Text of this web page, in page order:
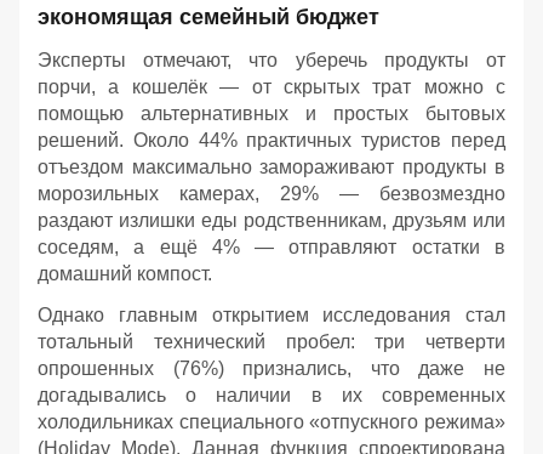
экономящая семейный бюджет
Эксперты отмечают, что уберечь продукты от
порчи, а кошелёк — от скрытых трат можно с
помощью альтернативных и простых бытовых
решений. Около 44% практичных туристов перед
отъездом максимально замораживают продукты в
морозильных камерах, 29% — безвозмездно
раздают излишки еды родственникам, друзьям или
соседям, а ещё 4% — отправляют остатки в
домашний компост.
Однако главным открытием исследования стал
тотальный технический пробел: три четверти
опрошенных (76%) признались, что даже не
догадывались о наличии в их современных
холодильниках специального «отпускного режима»
(Holiday Mode). Данная функция спроектирована